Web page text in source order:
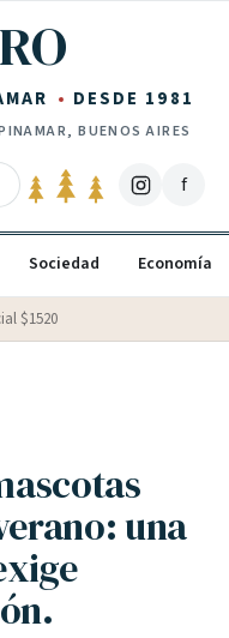
DESDE 1981
BUENOS AIRES
f
Sociedad Economía
$1520
una